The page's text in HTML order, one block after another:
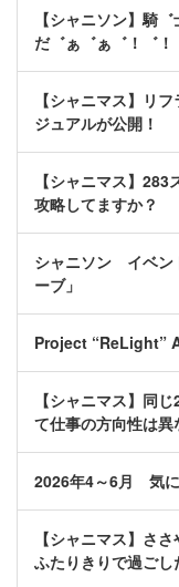
【シャニソン】騎
だ゛ぁ゛ぁ゛！゛！
【シャニマス】リ
ジュアルが公開！
【シャニマス】
攻略してますか？
シャニソン イベン
ーブ」
Project “ReLight”
【シャニマス】同
て仕事の方向性は異
2026年4～6月 気
【シャニマス】さ
ふたりきりで過ご